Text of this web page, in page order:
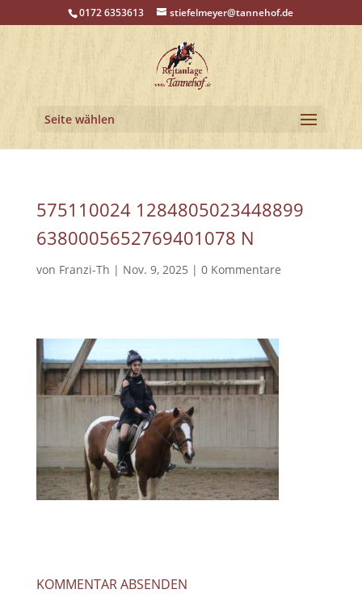
0172 6353613 stiefelmeyer@tannehof.de
Seite wählen
575110024 1284805023448899
6380005652769401078 N
von Franzi-Th | Nov. 9, 2025 | 0 Kommentare
KOMMENTAR ABSENDEN